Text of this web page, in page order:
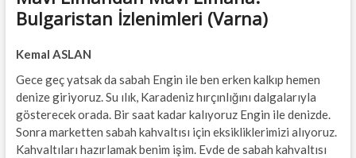
Bulgaristan İzlenimleri (Varna)
Kemal ASLAN
Gece geç yatsak da sabah Engin ile ben erken kalkıp hemen
denize giriyoruz. Su ılık, Karadeniz hırçınlığını dalgalarıyla
gösterecek orada. Bir saat kadar kalıyoruz Engin ile denizde.
Sonra marketten sabah kahvaltısı için eksikliklerimizi alıyoruz.
Kahvaltıları hazırlamak benim işim. Evde de sabah kahvaltısı